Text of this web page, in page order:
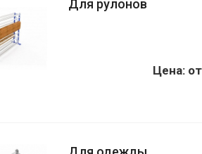
Для рулонов
Цена: от